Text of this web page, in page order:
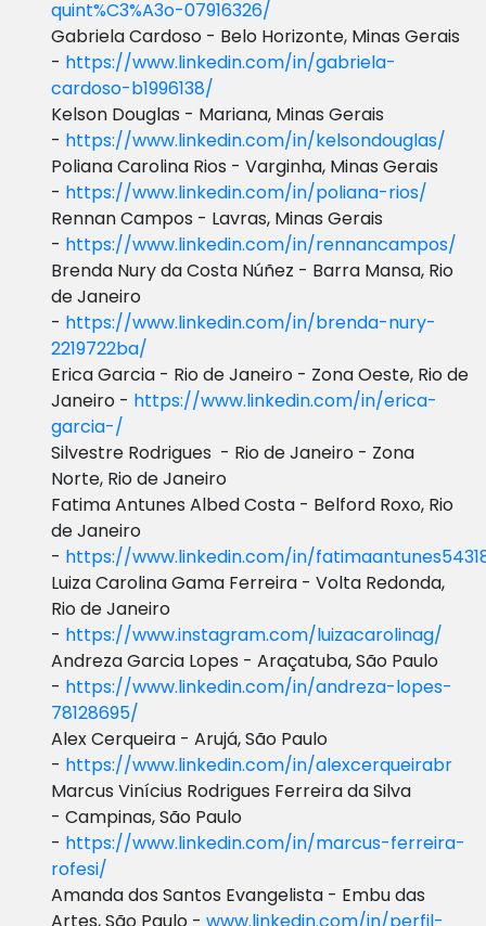
quint%C3%A3o-07916326/
Gabriela Cardoso - Belo Horizonte, Minas Gerais
- https://www.linkedin.com/in/gabriela-
cardoso-b1996138/
Kelson Douglas - Mariana, Minas Gerais
- https://www.linkedin.com/in/kelsondouglas/
Poliana Carolina Rios - Varginha, Minas Gerais
- https://www.linkedin.com/in/poliana-rios/
Rennan Campos - Lavras, Minas Gerais
- https://www.linkedin.com/in/rennancampos/
Brenda Nury da Costa Núñez - Barra Mansa, Rio
de Janeiro
- https://www.linkedin.com/in/brenda-nury-
2219722ba/
Erica Garcia - Rio de Janeiro - Zona Oeste, Rio de
Janeiro - https://www.linkedin.com/in/erica-
garcia-/
Silvestre Rodrigues - Rio de Janeiro - Zona
Norte, Rio de Janeiro
Fatima Antunes Albed Costa - Belford Roxo, Rio
de Janeiro
- https://www.linkedin.com/in/
Luiza Carolina Gama Ferreira - Volta Redonda,
Rio de Janeiro
- https://www.instagram.com/luizacarolinag/
Andreza Garcia Lopes - Araçatuba, São Paulo
- https://www.linkedin.com/in/andreza-lopes-
78128695/
Alex Cerqueira - Arujá, São Paulo
- https://www.linkedin.com/in/alexcerqueirabr
Marcus Vinícius Rodrigues Ferreira da Silva
- Campinas, São Paulo
- https://www.linkedin.com/in/marcus-ferreira-
rofesi/
Amanda dos Santos Evangelista - Embu das